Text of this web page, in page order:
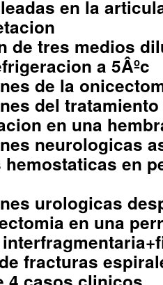
en la
de tres medios
a 5Âºc
de la
del
en una
neurologicas
en
urologicas
en una
fracturas